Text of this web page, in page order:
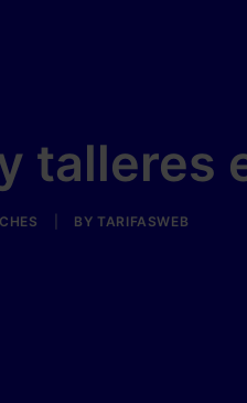
talleres
BYTARIFASWEB